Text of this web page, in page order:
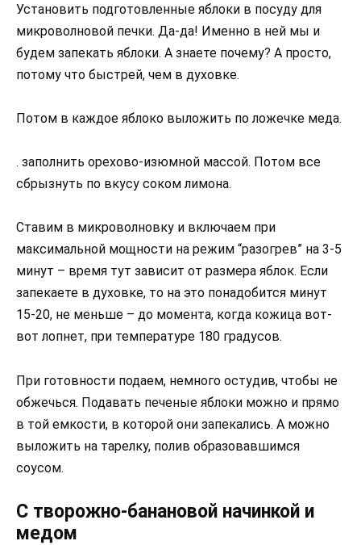
Установить подготовленные яблоки в посуду для
микроволновой печки. Да-да! Именно в ней мы и
будем запекать яблоки. А знаете почему? А просто,
потому что быстрей, чем в духовке.
Потом в каждое яблоко выложить по ложечке меда.
. заполнить орехово-изюмной массой. Потом все
сбрызнуть по вкусу соком лимона.
Ставим в микроволновку и включаем при
максимальной мощности на режим “разогрев” на 3-5
минут – время тут зависит от размера яблок. Если
запекаете в духовке, то на это понадобится минут
15-20, не меньше – до момента, когда кожица вот-
вот лопнет, при температуре 180 градусов.
При готовности подаем, немного остудив, чтобы не
обжечься. Подавать печеные яблоки можно и прямо
в той емкости, в которой они запекались. А можно
выложить на тарелку, полив образовавшимся
соусом.
С творожно-банановой начинкой и
медом